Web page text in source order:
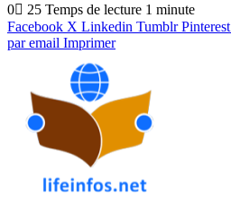
0
25 Temps de lecture 1 minute
Facebook X Linkedin Tumblr Pinterest
par email Imprimer